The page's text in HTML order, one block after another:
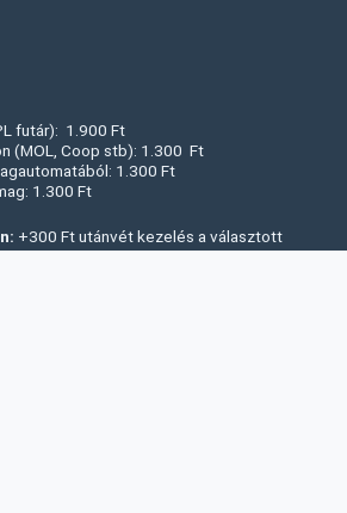
futár): 1.900 Ft
(MOL, Coop stb): 1.300 Ft
1.300 Ft
1.300 Ft
+300 Ft utánvét kezelés a választott